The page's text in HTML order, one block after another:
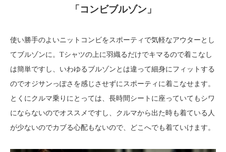
「コンビブルゾン」
使い勝手のよいニットコンビをスポーティで気軽なアウターとし
てブルゾンに。Tシャツの上に羽織るだけでキマるので着こなし
は簡単ですし、いわゆるブルゾンとは違って細身にフィットする
のでオジサンっぽさを感じさせずにスポーティに着こなせます。
とくにクルマ乗りにとっては、長時間シートに座っていてもシワ
にならないのでオススメですし、クルマから出た時も着ている人
が少ないのでカブる心配もないので、どこへでも着ていけます。